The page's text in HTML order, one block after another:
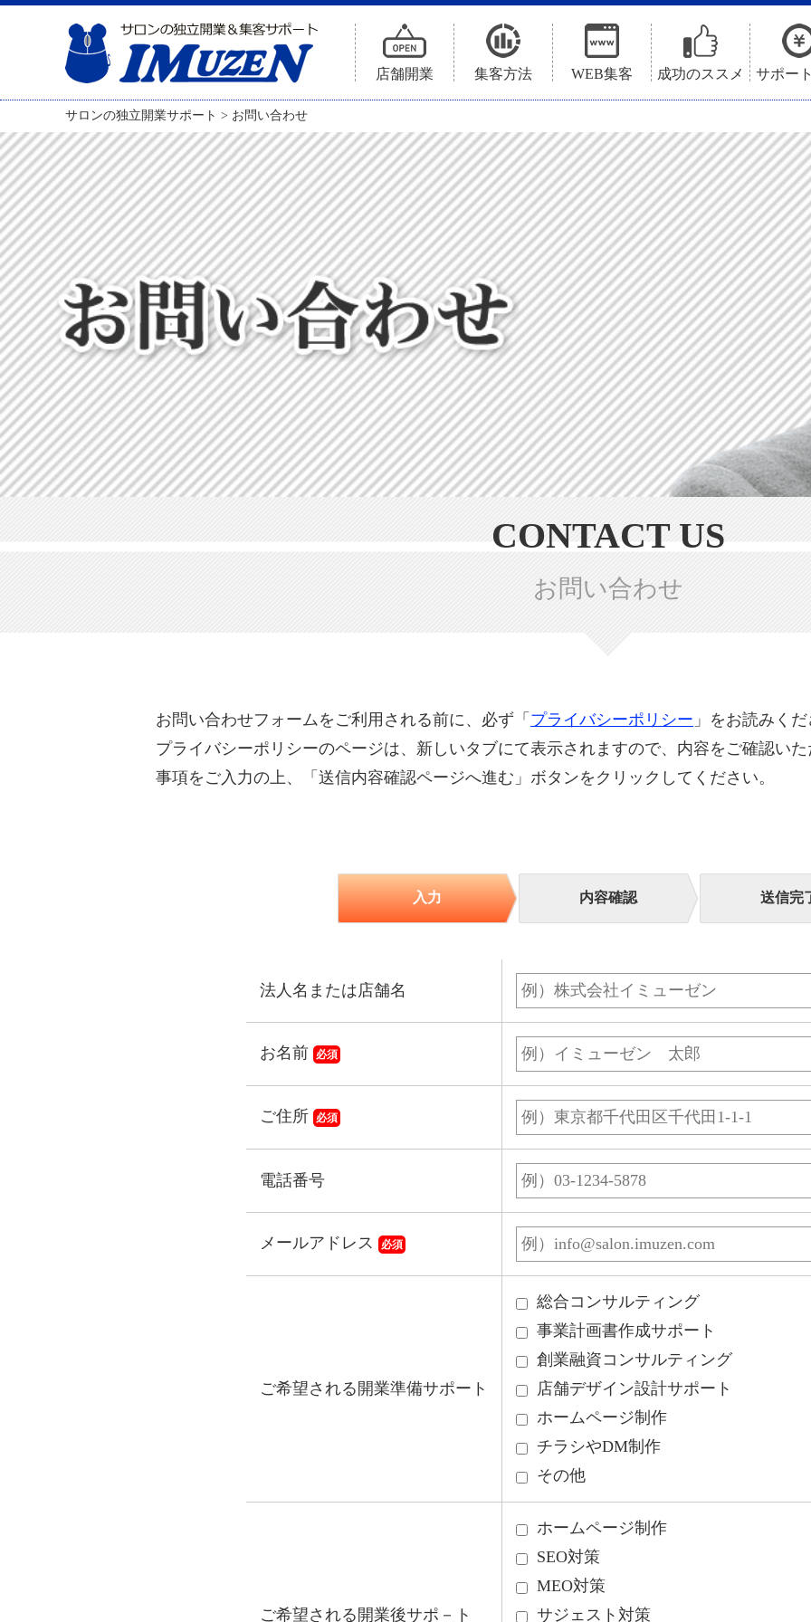
店舗開業 集客方法 WEB集客 成功のススメ サポー
サロンの独立開業サポート > お問い合わせ
CONTACT US
お問い合わせ
お問い合わせフォームをご利用される前に、必ず「 プライバシーポリシー 」をお読みく
プライバシーポリシーのページは、新しいタブにて表示されますので、内容をご確認い
事項をご入力の上、「送信内容確認ページへ進む」ボタンをクリックしてください。
入力 内容確認 送信完
法人名または店舗名
お名前 必須
ご住所 必須
電話番号
メールアドレス 必須
ご希望される開業準備サポート
総合コンサルティング
事業計画書作成サポート
創業融資コンサルティング
店舗デザイン設計サポート
ホームページ制作
チラシやDM制作
その他
ご希望される開業後サポ－ト
ホームページ制作
SEO対策
MEO対策
サジェスト対策